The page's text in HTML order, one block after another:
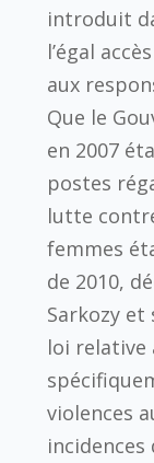
introduit
l’égal
aux
Que le
en 2007
postes
lutte
femmes
de 2010,
Sarkozy et
loi relative
violences
incidences